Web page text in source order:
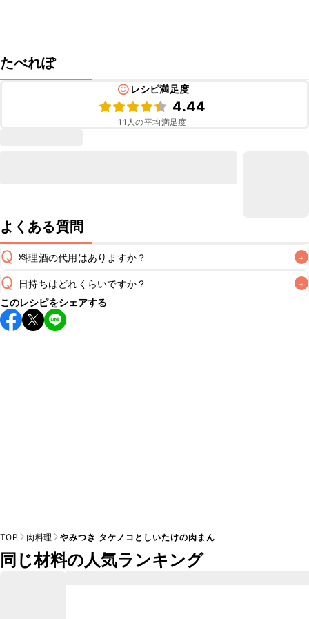
たべれぽ
レシピ満足度
4.44
11 人の平均満足度
よくある質問
Q 料理酒の代用はありますか？ +
A
Q 日持ちはどれくらいですか？ +
保存期間は冷蔵で当日中が目安です。なるべくお早めにお召
し上がりください。
このレシピをシェアする
TOP 肉料理 やみつき タケノコとしいたけの肉まん
同じ材料の人気ランキング